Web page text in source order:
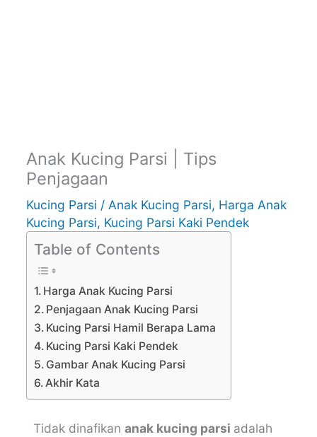
Anak Kucing Parsi | Tips
Penjagaan
Kucing Parsi / Anak Kucing Parsi, Harga Anak
Kucing Parsi, Kucing Parsi Kaki Pendek
Table of Contents
Harga Anak Kucing Parsi
Penjagaan Anak Kucing Parsi
Kucing Parsi Hamil Berapa Lama
Kucing Parsi Kaki Pendek
Gambar Anak Kucing Parsi
Akhir Kata
Tidak dinafikananak kucing parsi adalah